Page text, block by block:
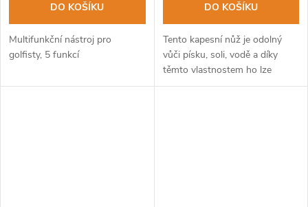
DO KOŠÍKU
Multifunkční nástroj pro
golfisty, 5 funkcí
DO KOŠÍKU
Tento kapesní nůž je odolný
vůči písku, soli, vodě a díky
těmto vlastnostem ho lze
nazývat též jako nůž "námořní".